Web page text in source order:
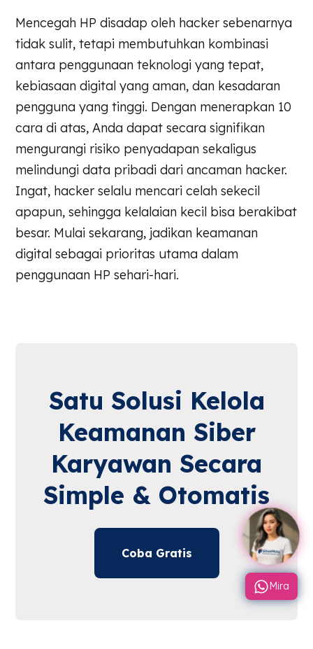
Mencegah HP disadap oleh hacker sebenarnya
tidak sulit, tetapi membutuhkan kombinasi
antara penggunaan teknologi yang tepat,
kebiasaan digital yang aman, dan kesadaran
pengguna yang tinggi. Dengan menerapkan 10
cara di atas, Anda dapat secara signifikan
mengurangi risiko penyadapan sekaligus
melindungi data pribadi dari ancaman hacker.
Ingat, hacker selalu mencari celah sekecil
apapun, sehingga kelalaian kecil bisa berakibat
besar. Mulai sekarang, jadikan keamanan
digital sebagai prioritas utama dalam
penggunaan HP sehari-hari.
Satu Solusi Kelola
Keamanan Siber
Karyawan Secara
Simple & Otomatis
Coba Gratis
Mira